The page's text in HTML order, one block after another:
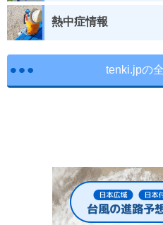
熱中症情報
tenki.jpの